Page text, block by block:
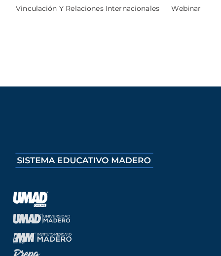
Vinculación Y Relaciones Internacionales Webinar